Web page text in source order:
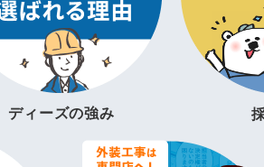
ディーズの強み